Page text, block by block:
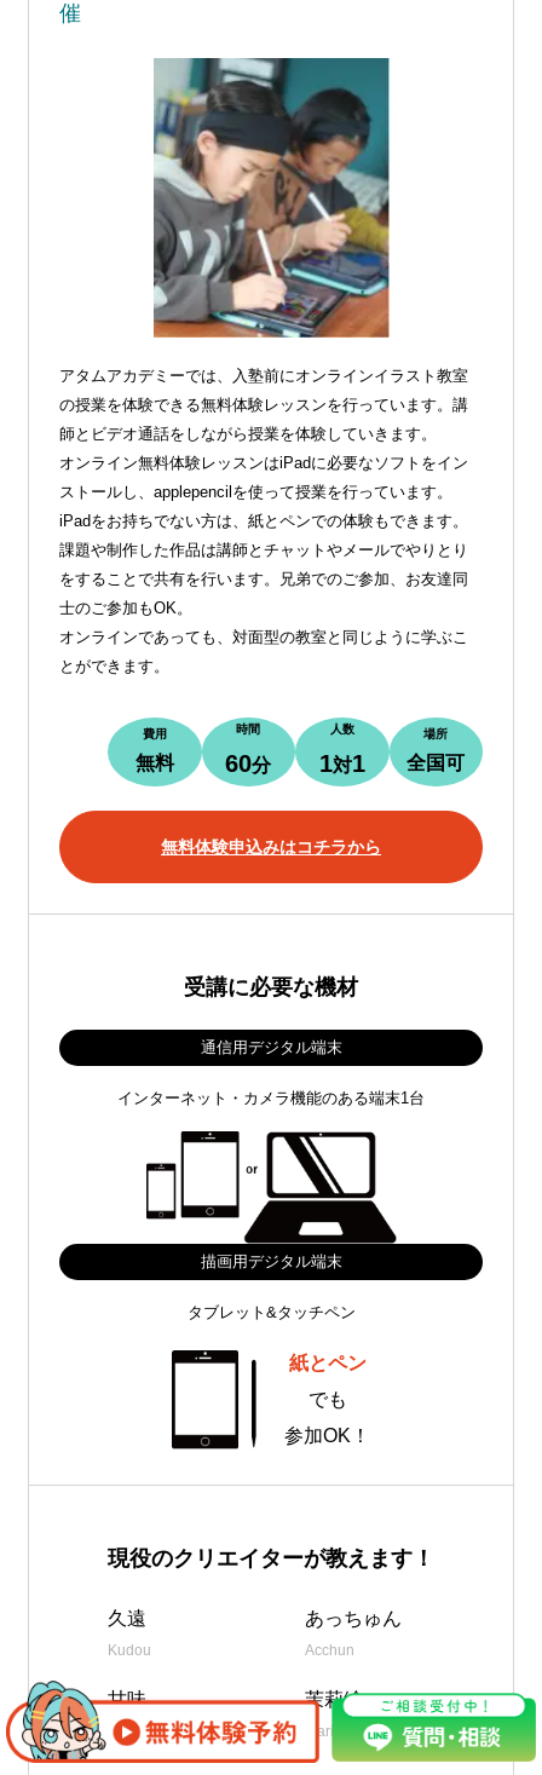
催
アタムアカデミーでは、入塾前にオンラインイラスト教室
の授業を体験できる無料体験レッスンを行っています。講
師とビデオ通話をしながら授業を体験していきます。
オンライン無料体験レッスンはiPadに必要なソフトをイン
ストールし、applepencilを使って授業を行っています。
iPadをお持ちでない方は、紙とペンでの体験もできます。
課題や制作した作品は講師とチャットやメールでやりとり
をすることで共有を行います。兄弟でのご参加、お友達同
士のご参加もOK。
オンラインであっても、対面型の教室と同じように学ぶこ
とができます。
費用
無料
時間
60分
人数
1対1
場所
全国可
無料体験申込みはコチラから
受講に必要な機材
通信用デジタル端末
インターネット・カメラ機能のある端末1台
描画用デジタル端末
タブレット&タッチペン
紙とペン
でも
参加OK！
現役のクリエイターが教えます！
久遠
Kudou
あっちゅん
Acchun
甘味
Amami
茉莉絵
Marie